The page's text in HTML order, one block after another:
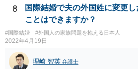
8
国際結婚で夫の外国姓に変更
ことはできますか？
#国際結婚 #外国人の家族問題を抱える日本人
2022年4月19日
理崎 智英 弁護士